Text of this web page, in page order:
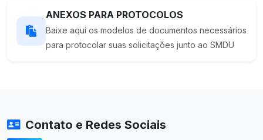
ANEXOS PARA PROTOCOLOS
Baixe aqui os modelos de documentos necessários
para protocolar suas solicitações junto ao SMDU
Contato e Redes Sociais